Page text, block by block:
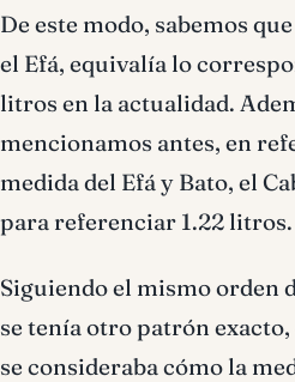
De este modo, sabemos
el Efá, equivalía lo
litros en la actualidad.
mencionamos antes, en
medida del Efá y Bato, el
para referenciar 1.22 litros.
Siguiendo el mismo orden
se tenía otro patrón
se consideraba cómo la